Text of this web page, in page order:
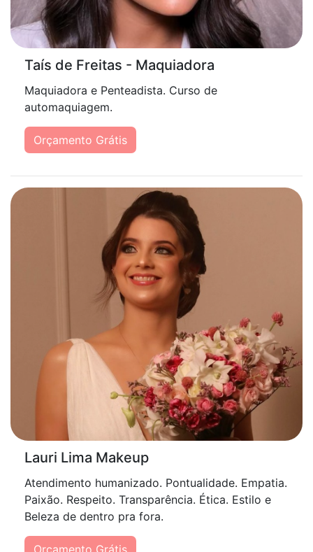
Taís de Freitas - Maquiadora
Maquiadora e Penteadista. Curso de
automaquiagem.
Orçamento Grátis
Lauri Lima Makeup
Atendimento humanizado. Pontualidade. Empatia.
Paixão. Respeito. Transparência. Ética. Estilo e
Beleza de dentro pra fora.